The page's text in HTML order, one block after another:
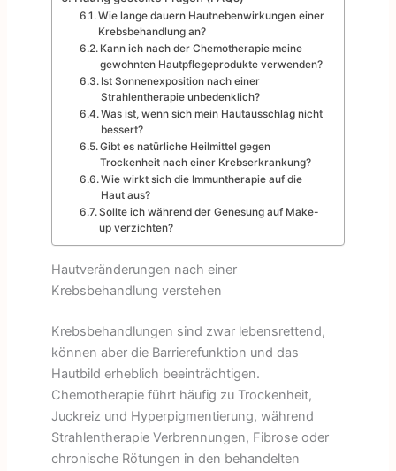
Wie lange dauern Hautnebenwirkungen einer
Krebsbehandlung an?
Kann ich nach der Chemotherapie meine
gewohnten Hautpflegeprodukte verwenden?
Ist Sonnenexposition nach einer
Strahlentherapie unbedenklich?
Was ist, wenn sich mein Hautausschlag nicht
bessert?
Gibt es natürliche Heilmittel gegen
Trockenheit nach einer Krebserkrankung?
Wie wirkt sich die Immuntherapie auf die
Haut aus?
Sollte ich während der Genesung auf Make-
up verzichten?
Hautveränderungen nach einer
Krebsbehandlung verstehen
Krebsbehandlungen sind zwar lebensrettend,
können aber die Barrierefunktion und das
Hautbild erheblich beeinträchtigen.
Chemotherapie führt häufig zu Trockenheit,
Juckreiz und Hyperpigmentierung, während
Strahlentherapie Verbrennungen, Fibrose oder
chronische Rötungen in den behandelten